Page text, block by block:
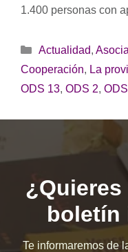
1.400 personas con
Categorías
Actualidad,
Cooperación, La
ODS 13, ODS 2,
boletín
Te informaremos de